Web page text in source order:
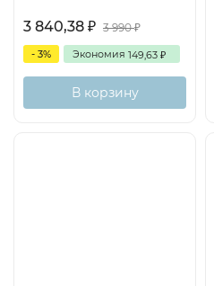
3 840,38 ₽ 3 990₽
- 3% Экономия 149,63 ₽
В корзину